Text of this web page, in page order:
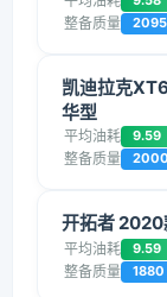
整备质量 2095
凯迪拉克
华型
平均油耗 9.59
整备质量 2000
开拓者
平均油耗 9.59
整备质量 1880